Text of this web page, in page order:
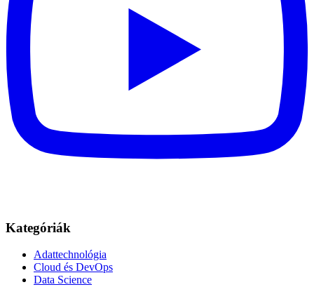
Kategóriák
Adattechnológia
Cloud és DevOps
Data Science